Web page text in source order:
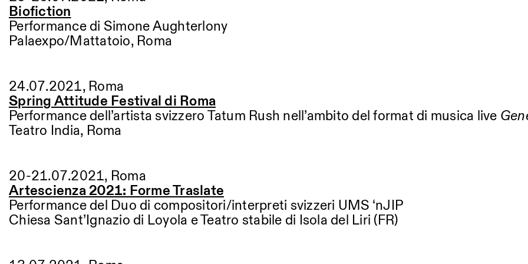
Biofiction
Performance di Simone Aughterlony
Palaexpo/Mattatoio, Roma
24.07.2021, Roma
Spring Attitude Festival di Roma
Performance dell’artista svizzero Tatum Rush nell’ambito del format di musica live
Teatro India, Roma
20-21.07.2021, Roma
Artescienza 2021: Forme Traslate
Performance del Duo di compositori/interpreti svizzeri UMS ‘nJIP
Chiesa Sant’Ignazio di Loyola e Teatro stabile di Isola del Liri (FR)